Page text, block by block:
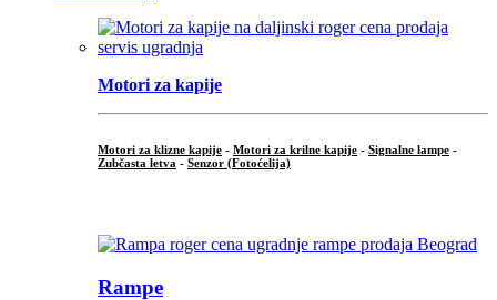
Motori za kapije
Motori za klizne kapije - Motori za krilne kapije - Signalne lampe -
Zubčasta letva - Senzor (Fotoćelija)
Rampe